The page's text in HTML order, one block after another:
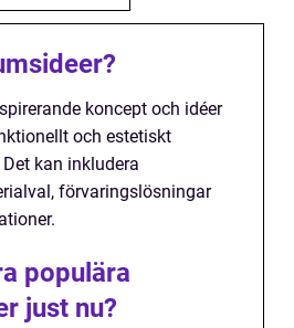
koncept och idéer
och estetiskt
kan inkludera
förvaringslösningar
populära
just nu?